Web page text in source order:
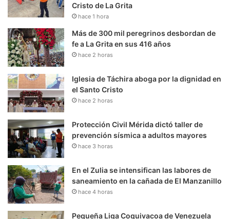
Cristo de La Grita
hace 1 hora
Más de 300 mil peregrinos desbordan de
fe a La Grita en sus 416 años
hace 2 horas
Iglesia de Táchira aboga por la dignidad en
el Santo Cristo
hace 2 horas
Protección Civil Mérida dictó taller de
prevención sísmica a adultos mayores
hace 3 horas
En el Zulia se intensifican las labores de
saneamiento en la cañada de El Manzanillo
hace 4 horas
Pequeña Liga Coquivacoa de Venezuela